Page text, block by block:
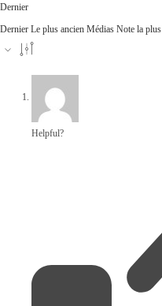
Dernier
Dernier Le plus ancien Médias Note la plus
Helpful?